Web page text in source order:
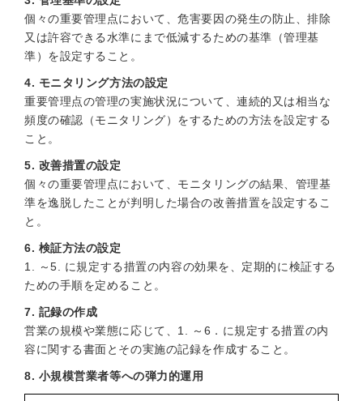
個々の重要管理点において、危害要因の発生の防止、排除
又は許容できる水準にまで低減するための基準（管理基
準）を設定すること。
4. モニタリング方法の設定
重要管理点の管理の実施状況について、連続的又は相当な
頻度の確認（モニタリング）をするための方法を設定する
こと。
5. 改善措置の設定
個々の重要管理点において、モニタリングの結果、管理基
準を逸脱したことが判明した場合の改善措置を設定するこ
と。
6. 検証方法の設定
1. ～5. に規定する措置の内容の効果を、定期的に検証する
ための手順を定めること。
7. 記録の作成
営業の規模や業態に応じて、1. ～6．に規定する措置の内
容に関する書面とその実施の記録を作成すること。
8. 小規模営業者等への弾力的運用